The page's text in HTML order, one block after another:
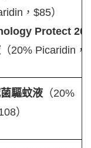
，$85）
Protect
（20% Picaridin，
驅蚊液 （20%
）